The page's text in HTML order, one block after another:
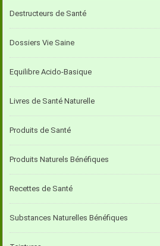
Destructeurs de Santé
Dossiers Vie Saine
Equilibre Acido-Basique
Livres de Santé Naturelle
Produits de Santé
Produits Naturels Bénéfiques
Recettes de Santé
Substances Naturelles Bénéfiques